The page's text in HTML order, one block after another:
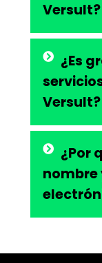
Versult?
¿Es
Versult?
¿Por
nombre